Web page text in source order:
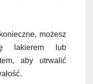
możesz
lakierem lub
aby utrwalić